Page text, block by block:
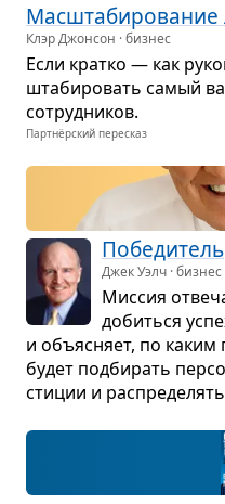
Мас­шта­би­ро­ва­ние
Клэр Джонсон · бизнес
Если кратко — как
шта­би­ро­вать самый
сотруд­ни­ков.
Партнёрский пересказ
Побе­ди­тель
Джек Уэлч · бизнес
Мис­сия
добиться
и объ­яс­няет, по
будет под­би­рать
сти­ции и